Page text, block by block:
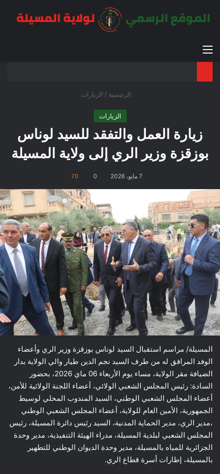
القائمة
الرئيسية / الزيارات
الزيارات
زيارة العمل والتفقد للسيد لوناس
بوزقزة وزير الري إلى ولاية المسيلة
7 مايو، 2026 0
70
المسيلة/ مراسم استقبال السيد لوناس بوزقزة وزير الري وأعضاء
الوفد المرافق له من طرف السيد نجم الدين طيار والي الولاية بدار
الضيافة مقر الولاية، مساء يوم الأربعاء 06 ماي 2026، بحضور
السادة: رئيس المجلس الشعبي الولائي، أعضاء اللجنة الولائية للأمن،
أعضاء المجلس الشعبي الوطني، السيد المندوب المحلي لوسيط
الجمهورية، الأمين العام للولاية، أعضاء المجلس الشعبي الوطني
،مدير الري، مدير الحماية المدنية، السيد رئيس دائرة المسيلة، رئيس
المجلس الشعبي لبلدية المسيلة، مدراء الهيئة التنفيذية، مدير وحدة
الجزائرية للمياه بالمسيلة، مدير وحدة الديوان الوطني للتطهير
بالمسيلة، إطارات أسرة قطاع الري.